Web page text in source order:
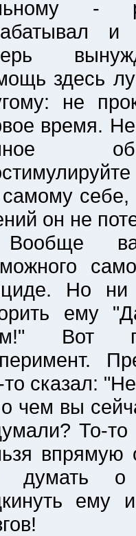
-
и
здесь
не
время.
себе,
он не
Но
ему
Вот
то сказал:
чем вы
То-
впрямую
думать о
ему